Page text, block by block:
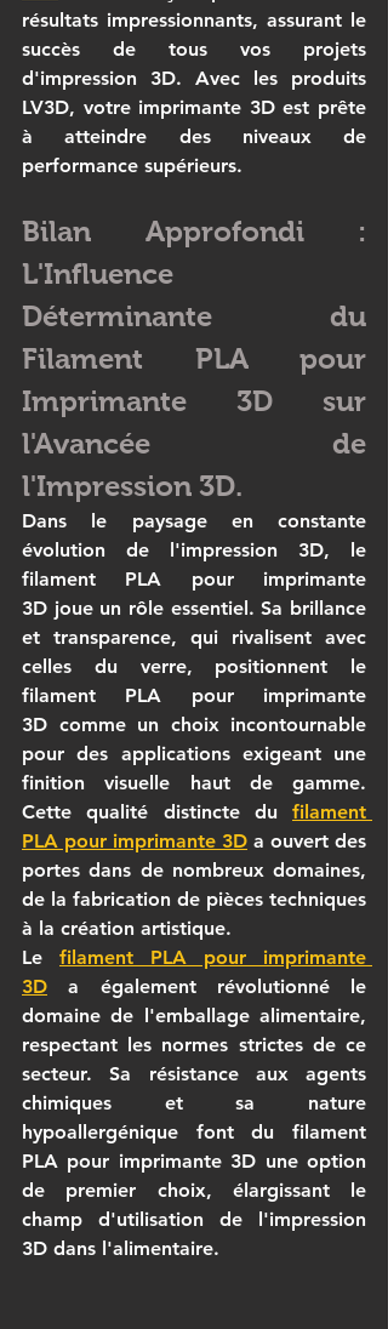
résultats impressionnants, assurant le
succès de tous vos projets
d'impression 3D. Avec les produits
LV3D, votre imprimante 3D est prête
à atteindre des niveaux de
performance supérieurs.
Bilan Approfondi :
L'Influence
Déterminante du
Filament PLA pour
Imprimante 3D sur
l'Avancée de
l'Impression 3D.
Dans le paysage en constante
filament PLA pour imprimante
3D joue un rôle essentiel. Sa brillance
et transparence, qui rivalisent avec
filament PLA pour imprimante
3D comme un choix incontournable
pour des applications exigeant une
finition visuelle haut de gamme.
Cette qualité distincte du filament
PLA pour imprimante 3D a ouvert des
portes dans de nombreux domaines,
de la fabrication de pièces techniques
à la création artistique.
Le filament PLA pour imprimante
3D a également révolutionné le
domaine de l'emballage alimentaire,
respectant les normes strictes de ce
secteur. Sa résistance aux agents
chimiques et sa nature
hypoallergénique font du filament
PLA pour imprimante 3D une option
de premier choix, élargissant le
champ d'utilisation de l'impression
3D dans l'alimentaire.